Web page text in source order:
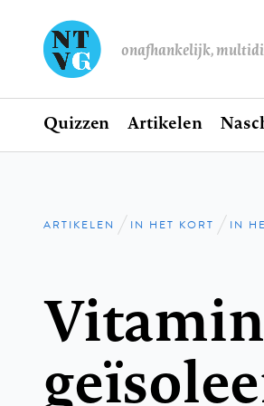
onafhankelijk,
Hoofdnavigatie
Home
Quizzen Artikelen
Kruimelpad
ARTIKELEN IN HET KORT IN